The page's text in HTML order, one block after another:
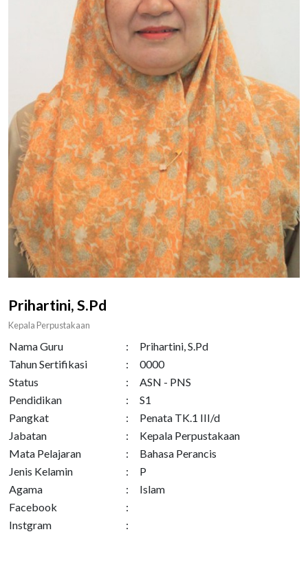
Prihartini, S.Pd
Kepala Perpustakaan
Nama Guru :
Prihartini, S.Pd
Tahun Sertifikasi
:
0000
Status
:
ASN - PNS
Pendidikan
:
S1
Pangkat
:
Penata TK.1 III/d
Jabatan
:
Kepala Perpustakaan
Mata Pelajaran
:
Bahasa Perancis
Jenis Kelamin
:
P
Agama
:
Islam
Facebook
:
Instgram
: